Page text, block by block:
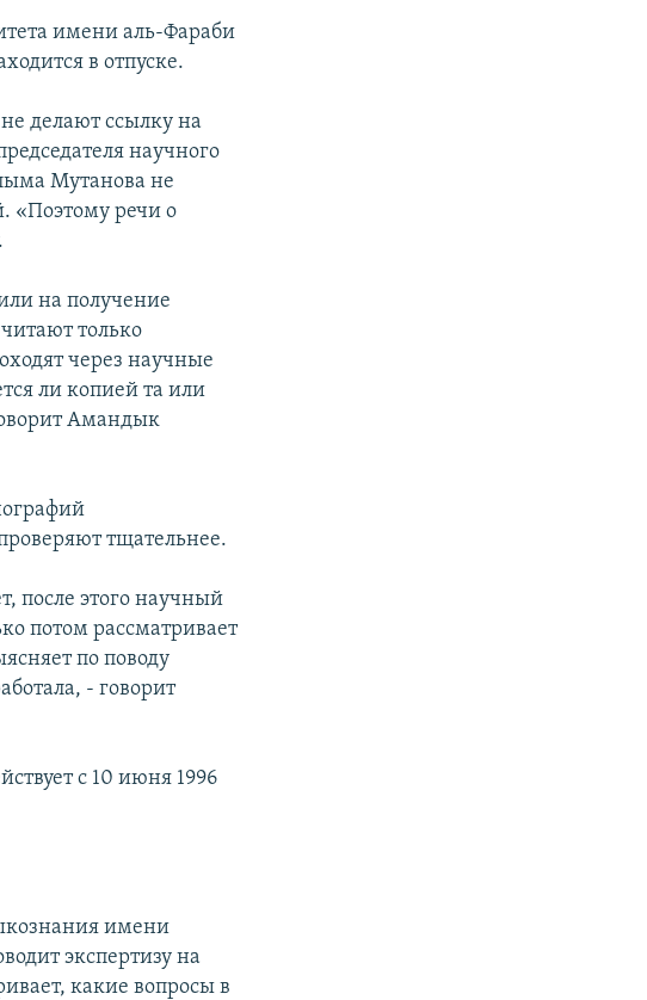
имени аль-Фараби
в отпуске.
делают ссылку на
научного
Мутанова не
«Поэтому речи о
на получение
только
через научные
ли копией та или
Амандык
тщательнее.
после этого научный
потом рассматривает
по поводу
- говорит
с 10 июня 1996
имени
экспертизу на
какие вопросы в